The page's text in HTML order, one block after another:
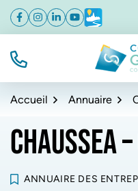
Aller
navigation
Aller
au
Aller
au
de
Facebook
(ouverture dans un nouvel
Instagram
(ouverture dans un
Linkedin
(ouverture dans un
YouTube
(ouverture
Météo
TÉL.
Accueil Annuaire
CHAUSSEA
ANNUAIRE DES